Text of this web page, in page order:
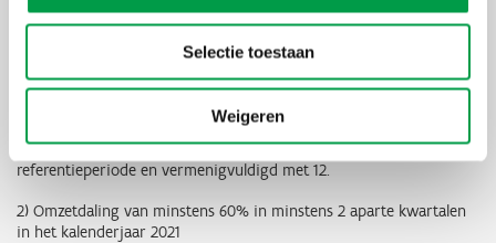
Selectie toestaan
Weigeren
neergelegd werd bij de oprichting van de onderneming.
Voor ondernemingen die in de loop van de referentieperiode
gestart zijn, wordt de omzet vanaf de start tot 31 december 2019
herrekend naar een omzet van het kalenderjaar 2019. De omzet
vanaf de start van de onderneming tot 31 december 2019 wordt
gedeeld door het aantal volle gepresteerde maanden in de
referentieperiode en vermenigvuldigd met 12.
2) Omzetdaling van minstens 60% in minstens 2 aparte kwartalen
in het kalenderjaar 2021